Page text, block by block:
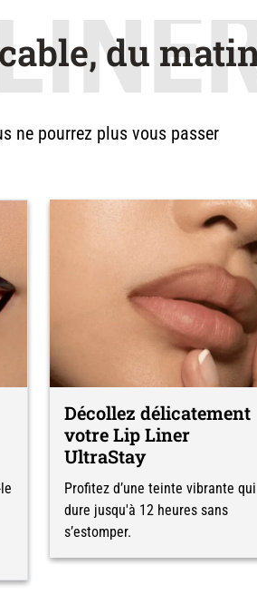
du
ne pourrez plus vous passer
Décollez délicatement
votre Lip Liner
UltraStay
Profitez d’une teinte vibrante qui
dure jusqu'à 12 heures sans